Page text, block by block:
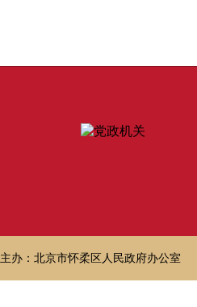
主办：北京市怀柔区人民政府办公室